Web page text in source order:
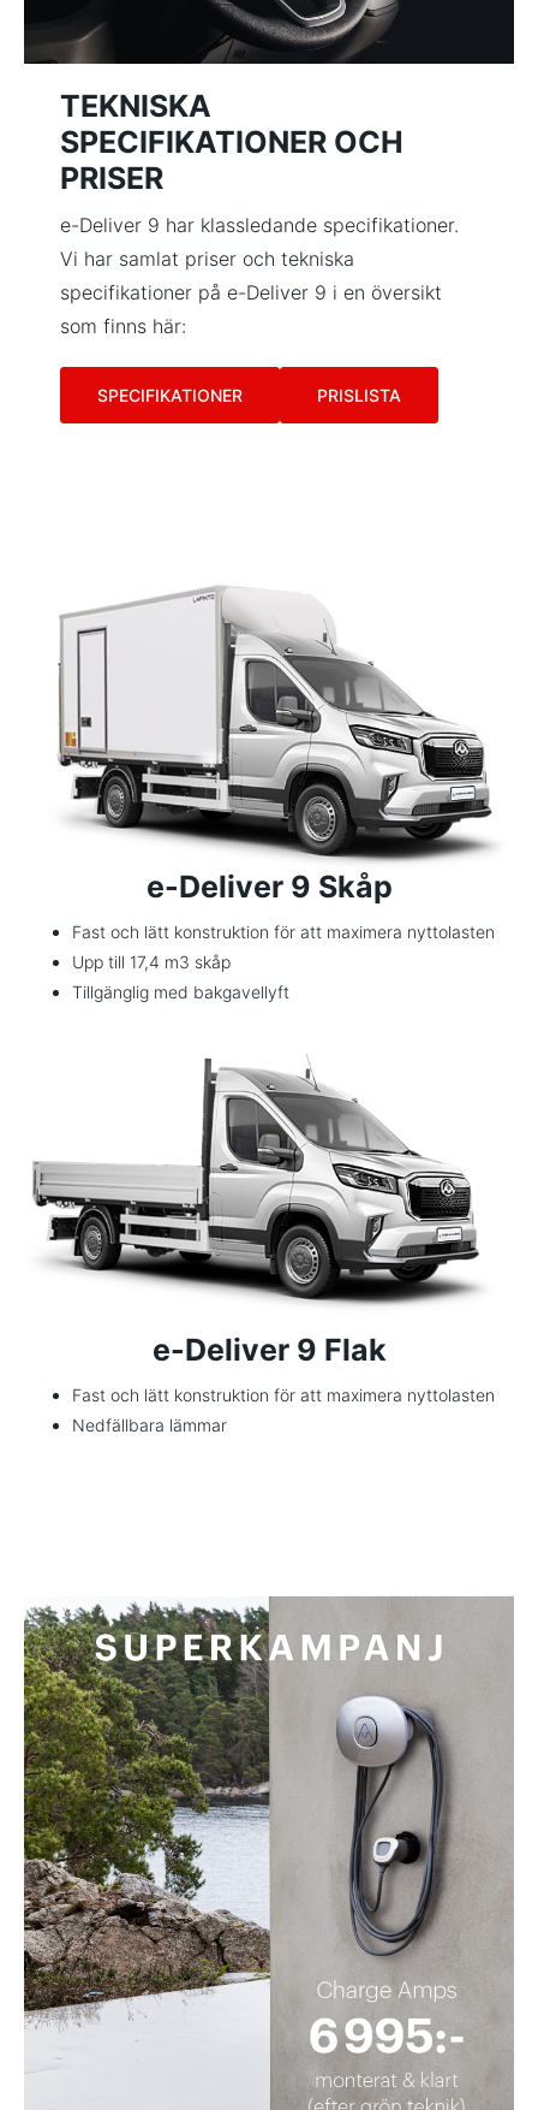
TEKNISKA
SPECIFIKATIONER OCH
PRISER
e-Deliver 9 har klassledande specifikationer.
Vi har samlat priser och tekniska
specifikationer på e-Deliver 9 i en översikt
som finns här:
SPECIFIKATIONER PRISLISTA
e-Deliver 9 Skåp
Fast och lätt konstruktion för att maximera nyttolasten
Upp till 17,4 m3 skåp
Tillgänglig med bakgavellyft
e-Deliver 9 Flak
Fast och lätt konstruktion för att maximera nyttolasten
Nedfällbara lämmar